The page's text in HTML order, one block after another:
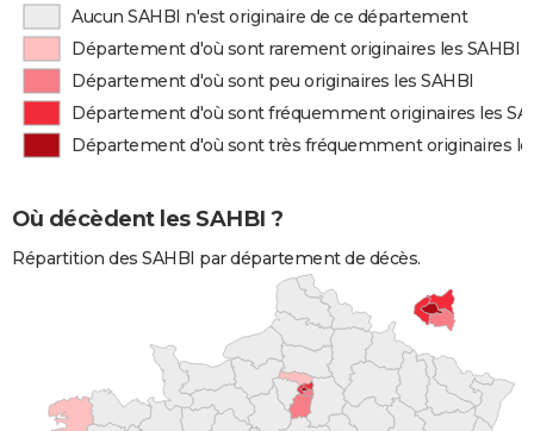
Aucun SAHBI n'est originaire de ce département
Département d'où sont rarement originaires les SAHBI
Département d'où sont peu originaires les SAHBI
Département d'où sont fréquemment originaires les
Département d'où sont très fréquemment originaires
Où décèdent les SAHBI ?
Répartition des SAHBI par département de décès.